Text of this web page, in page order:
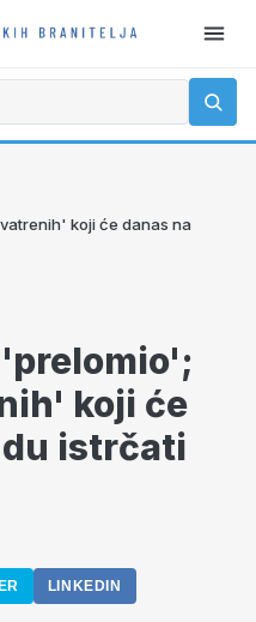
koji će danas na
koji će
istrčati
LINKEDIN